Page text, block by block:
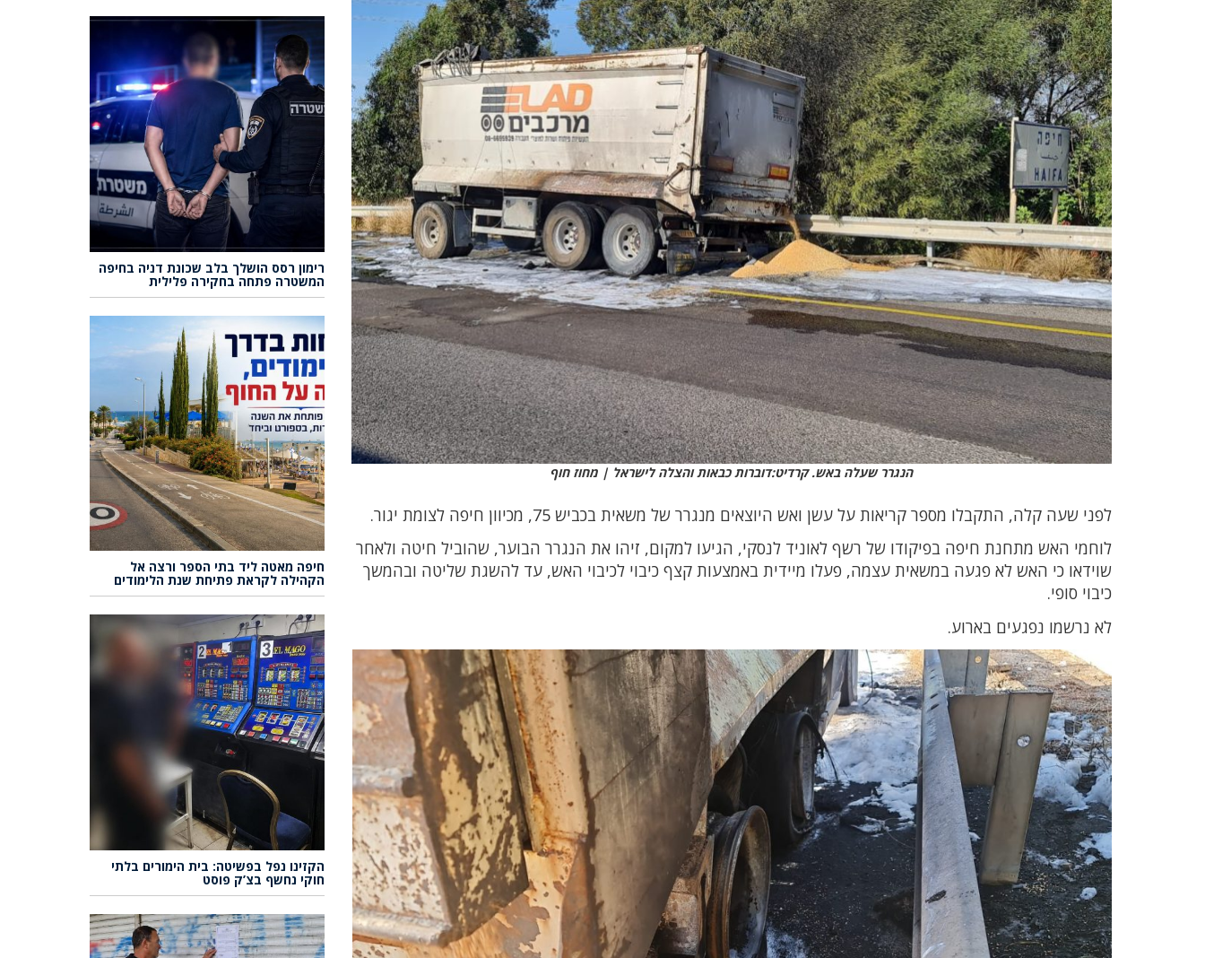
הנגרר שעלה באש. קרדיט:דוברות כבאות והצלה לישראל | מחוז חוף
לפני שעה קלה, התקבלו מספר קריאות על עשן ואש היוצאים מנגרר של משאית בכביש 75, מכיוון חיפה לצומת יגור.
לוחמי האש מתחנת חיפה בפיקודו של רשף לאוניד לנסקי, הגיעו למקום, זיהו את הנגרר הבוער, שהוביל חיטה ולאחר
שוידאו כי האש לא פגעה במשאית עצמה, פעלו מיידית באמצעות קצף כיבוי לכיבוי האש, עד להשגת שליטה ובהמשך
כיבוי סופי.
לא נרשמו נפגעים בארוע.
רימון רסס הושלך בלב שכונת דניה בחיפה
המשטרה פתחה בחקירה פלילית
חיפה מאטה ליד בתי הספר ורצה אל
הקהילה לקראת פתיחת שנת הלימודים
הקזינו נפל בפשיטה: בית הימורים בלתי
חוקי נחשף בצ’ק פוסט